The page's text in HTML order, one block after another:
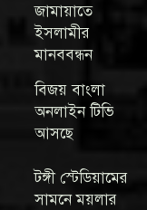
জামায়াতে
ইসলামীর
মানববন্ধন
বিজয় বাংলা
অনলাইন টিভি
আসছে
টঙ্গী স্টেডিয়ামের
সামনে ময়লার